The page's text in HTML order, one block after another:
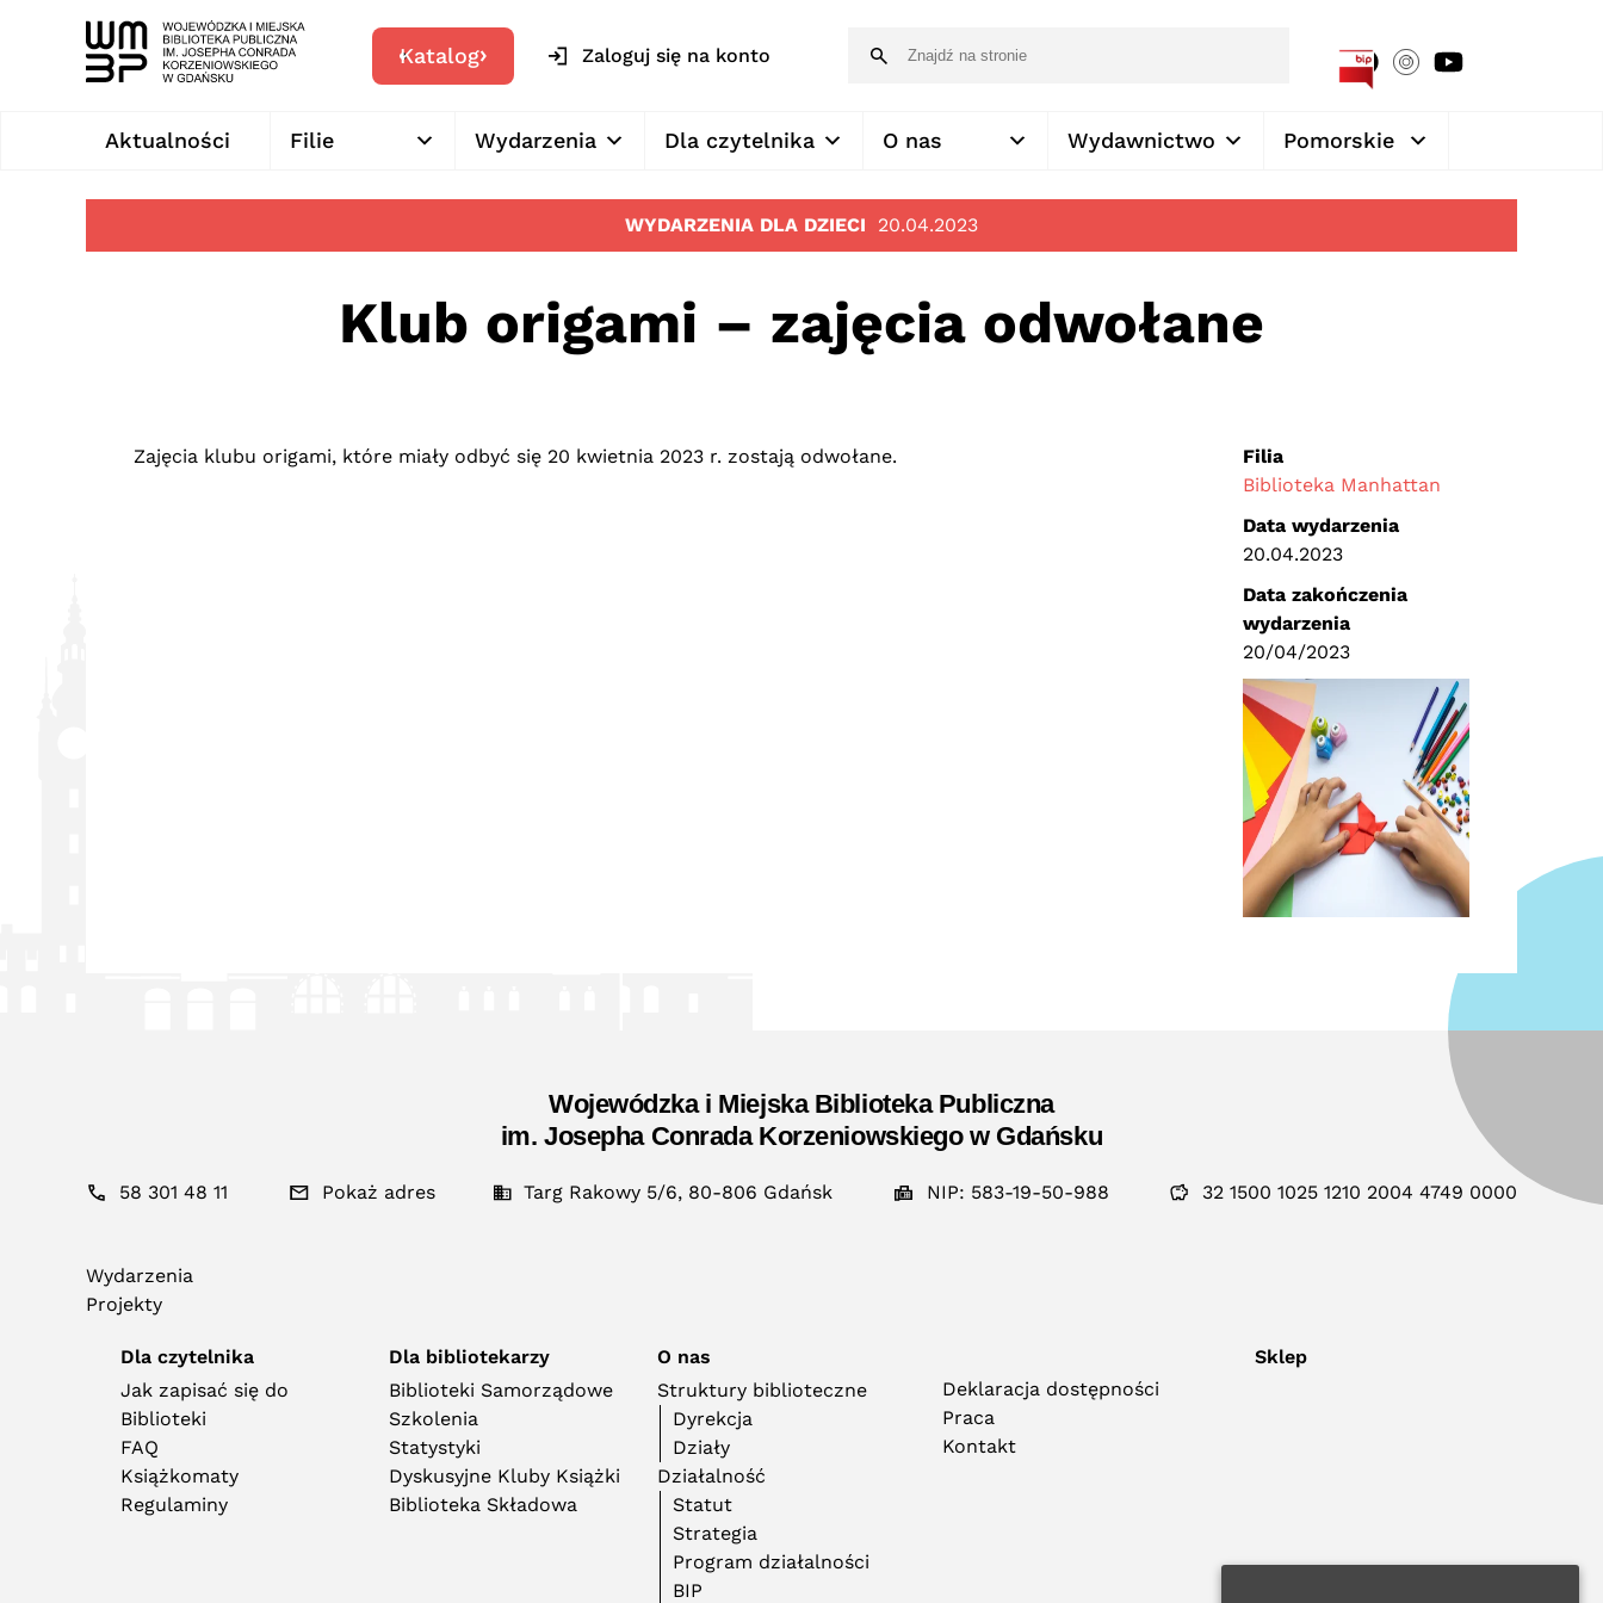
Katalog Zaloguj się na konto
Aktualności Filie Wydarzenia Dla czytelnika O nas Wydawnictwo Pomorskie
WYDARZENIA DLA DZIECI 20.04.2023
Klub origami – zajęcia odwołane
Zajęcia klubu origami, które miały odbyć się 20 kwietnia 2023 r. zostają odwołane.
Filia
Biblioteka Manhattan
Data wydarzenia
20.04.2023
Data zakończenia
wydarzenia
20/04/2023
Wojewódzka i Miejska Biblioteka Publiczna
im. Josepha Conrada Korzeniowskiego w Gdańsku
58 301 48 11 Pokaż adres Targ Rakowy 5/6, 80-806 Gdańsk NIP: 583-19-50-988 32 1500 1025 1210 2004 4749 0000
Wydarzenia
Projekty
Dla czytelnika
Jak zapisać się do
Biblioteki
FAQ
Książkomaty
Regulaminy
Dla bibliotekarzy
Biblioteki Samorządowe
Szkolenia
Statystyki
Dyskusyjne Kluby Książki
Biblioteka Składowa
O nas
Struktury biblioteczne
Dyrekcja
Działy
Działalność
Statut
Strategia
Program działalności
BIP
Deklaracja dostępności
Praca
Kontakt
Sklep